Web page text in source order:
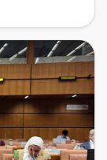
y el 30 de
[…]